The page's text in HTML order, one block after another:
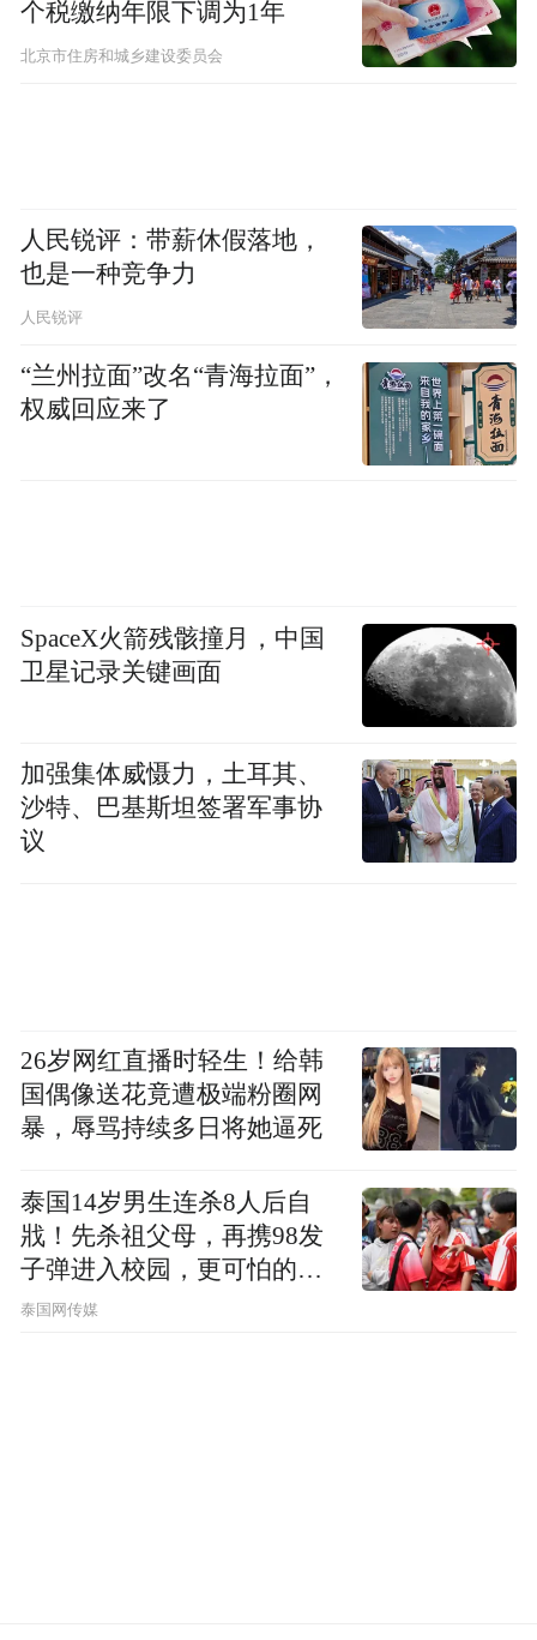
个税缴纳年限下调为1年
北京市住房和城乡建设委员会
人民锐评：带薪休假落地，
也是一种竞争力
人民锐评
“兰州拉面”改名“青海拉面”，
权威回应来了
SpaceX火箭残骸撞月，中国
卫星记录关键画面
加强集体威慑力，土耳其、
沙特、巴基斯坦签署军事协
议
26岁网红直播时轻生！给韩
国偶像送花竟遭极端粉圈网
暴，辱骂持续多日将她逼死
泰国14岁男生连杀8人后自
戕！先杀祖父母，再携98发
子弹进入校园，更可怕的细
节公布了
泰国网传媒